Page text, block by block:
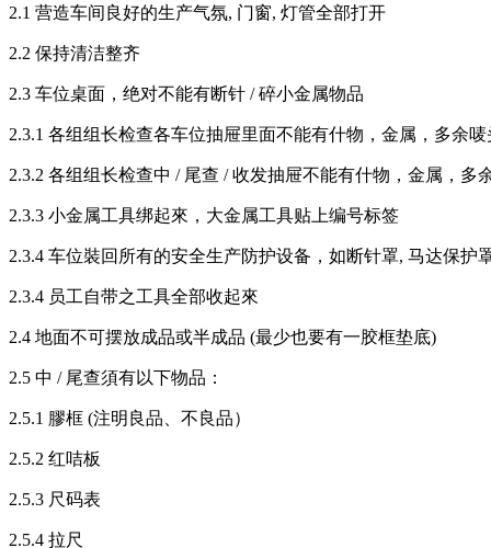
2.1 营造车间良好的生产气氛, 门窗, 灯管全部打开
2.2 保持清洁整齐
2.3 车位桌面，绝对不能有断针 / 碎小金属物品
2.3.1 各组组长检查各车位抽屉里面不能有什物，金属，多余唛
2.3.2 各组组长检查中 / 尾查 / 收发抽屉不能有什物，金属，多
2.3.3 小金属工具绑起來，大金属工具贴上编号标签
2.3.4 车位裝回所有的安全生产防护设备，如断针罩, 马达保护
2.3.4 员工自带之工具全部收起來
2.4 地面不可摆放成品或半成品 (最少也要有一胶框垫底)
2.5 中 / 尾查須有以下物品：
2.5.1 膠框 (注明良品、不良品）
2.5.2 红咭板
2.5.3 尺码表
2.5.4 拉尺